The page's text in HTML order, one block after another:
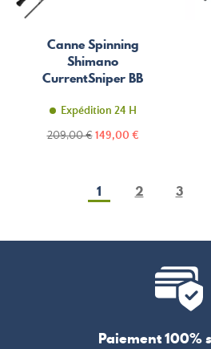
Canne Spinning
Shimano
CurrentSniper BB
Expédition 24 H
Prix
209,00 € Prix
149,00 €
1 2 3
Paiement 100%